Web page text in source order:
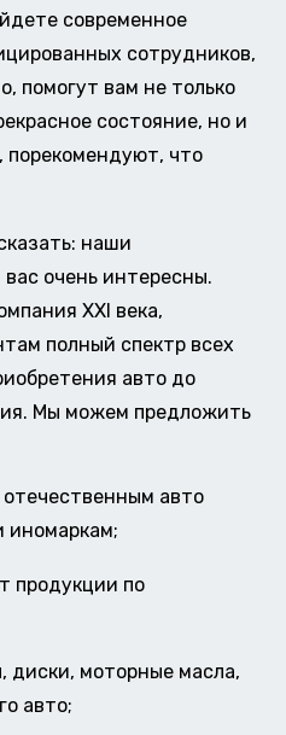
современное
сотрудников,
помогут вам не только
состояние, но и
порекомендуют, что
наши
очень интересны.
XXI века,
полный спектр всех
авто до
Мы можем предложить
авто
иномаркам;
продукции по
диски, моторные масла,
авто;